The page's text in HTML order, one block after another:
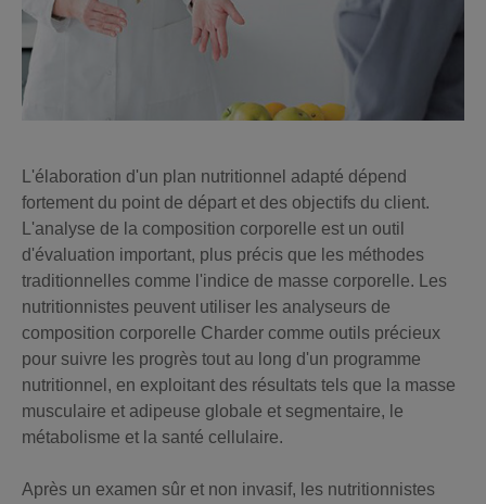
L'élaboration d'un plan nutritionnel adapté dépend
fortement du point de départ et des objectifs du client.
L'analyse de la composition corporelle est un outil
d'évaluation important, plus précis que les méthodes
traditionnelles comme l'indice de masse corporelle. Les
nutritionnistes peuvent utiliser les analyseurs de
composition corporelle Charder comme outils précieux
pour suivre les progrès tout au long d'un programme
nutritionnel, en exploitant des résultats tels que la masse
musculaire et adipeuse globale et segmentaire, le
métabolisme et la santé cellulaire.
Après un examen sûr et non invasif, les nutritionnistes